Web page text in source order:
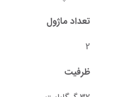
تعداد ماژول
2
ظرفیت